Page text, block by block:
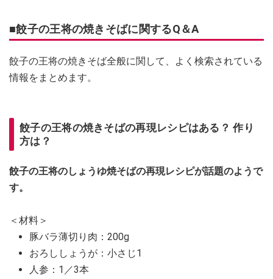
■餃子の王将の焼きそばに関するQ＆A
餃子の王将の焼きそば全般に関して、よく検索されている
情報をまとめます。
餃子の王将の焼きそばの再現レシピはある？ 作り
方は？
餃子の王将のしょうゆ焼そばの再現レシピが話題のようで
す。
＜材料＞
豚バラ薄切り肉：200g
おろししょうが：小さじ1
人参：1／3本